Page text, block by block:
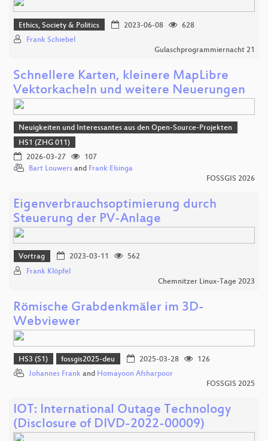
Ethics, Society & Politics 2023-06-08
628
Frank Schiebel
Gulaschprogrammiernacht 21
Schnellere Karten, kleinere MapLibre
Vektorkacheln und weitere Neuerungen
Neuigkeiten und Interessantes aus den Open-Source-Projekten
HS1 (ZHG 011)
2026-03-27
107
Bart Louwers and Frank Elsinga
FOSSGIS 2026
Eigenverbrauchsoptimierung durch
Steuerung der PV-Anlage
Vortrag 2023-03-11
562
Frank Klöpfel
Chemnitzer Linux-Tage 2023
Römische Grabdenkmäler im 3D-
Webviewer
HS3 (S1) fossgis2025-deu 2025-03-28
126
Johannes Frank and Homayoon Afsharpoor
FOSSGIS 2025
IOT: International Outage Technology
(Disclosure of DIVD-2022-00009)